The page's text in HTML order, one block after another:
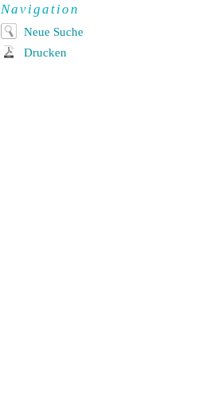
Navigation
Neue Suche
Drucken